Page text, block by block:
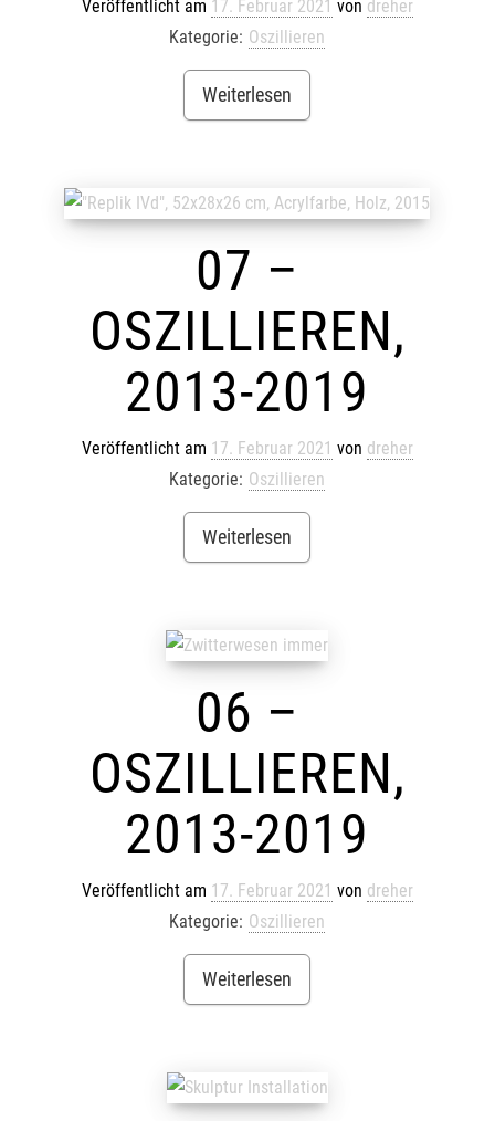
Veröffentlicht am 17. Februar 2021 von dreher
Kategorie: Oszillieren
Weiterlesen
07 –
OSZILLIEREN,
2013-2019
Veröffentlicht am 17. Februar 2021 von dreher
Kategorie: Oszillieren
Weiterlesen
06 –
OSZILLIEREN,
2013-2019
Veröffentlicht am 17. Februar 2021 von dreher
Kategorie: Oszillieren
Weiterlesen